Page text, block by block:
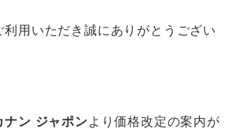
利用いただき誠にありがとうござい
ナン ジャポンより価格改定の案内が